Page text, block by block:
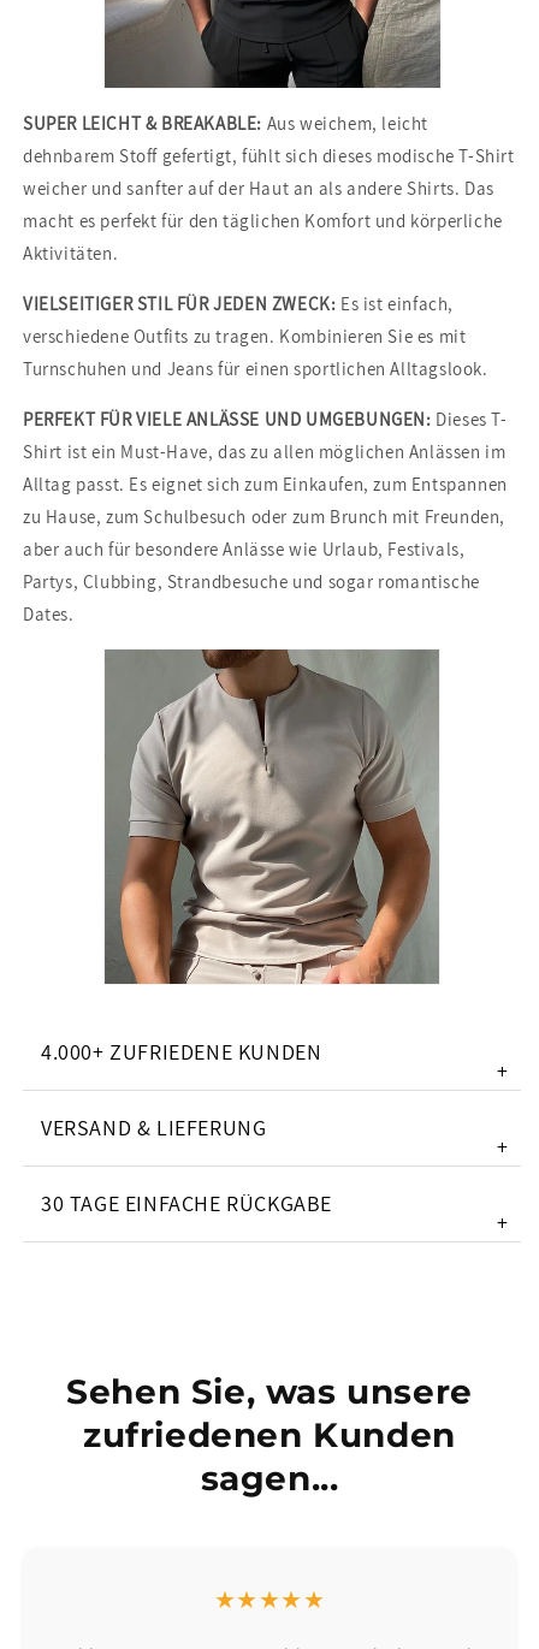
SUPER LEICHT & BREAKABLE: Aus weichem, leicht
dehnbarem Stoff gefertigt, fühlt sich dieses modische T-Shirt
weicher und sanfter auf der Haut an als andere Shirts. Das
macht es perfekt für den täglichen Komfort und körperliche
Aktivitäten.
VIELSEITIGER STIL FÜR JEDEN ZWECK: Es ist einfach,
verschiedene Outfits zu tragen. Kombinieren Sie es mit
Turnschuhen und Jeans für einen sportlichen Alltagslook.
PERFEKT FÜR VIELE ANLÄSSE UND UMGEBUNGEN: Dieses T-
Shirt ist ein Must-Have, das zu allen möglichen Anlässen im
Alltag passt. Es eignet sich zum Einkaufen, zum Entspannen
zu Hause, zum Schulbesuch oder zum Brunch mit Freunden,
aber auch für besondere Anlässe wie Urlaub, Festivals,
Partys, Clubbing, Strandbesuche und sogar romantische
Dates.
4.000+ ZUFRIEDENE KUNDEN
+
VERSAND & LIEFERUNG
+
30 TAGE EINFACHE RÜCKGABE
+
Sehen Sie, was unsere
zufriedenen Kunden
sagen...
★★★★★